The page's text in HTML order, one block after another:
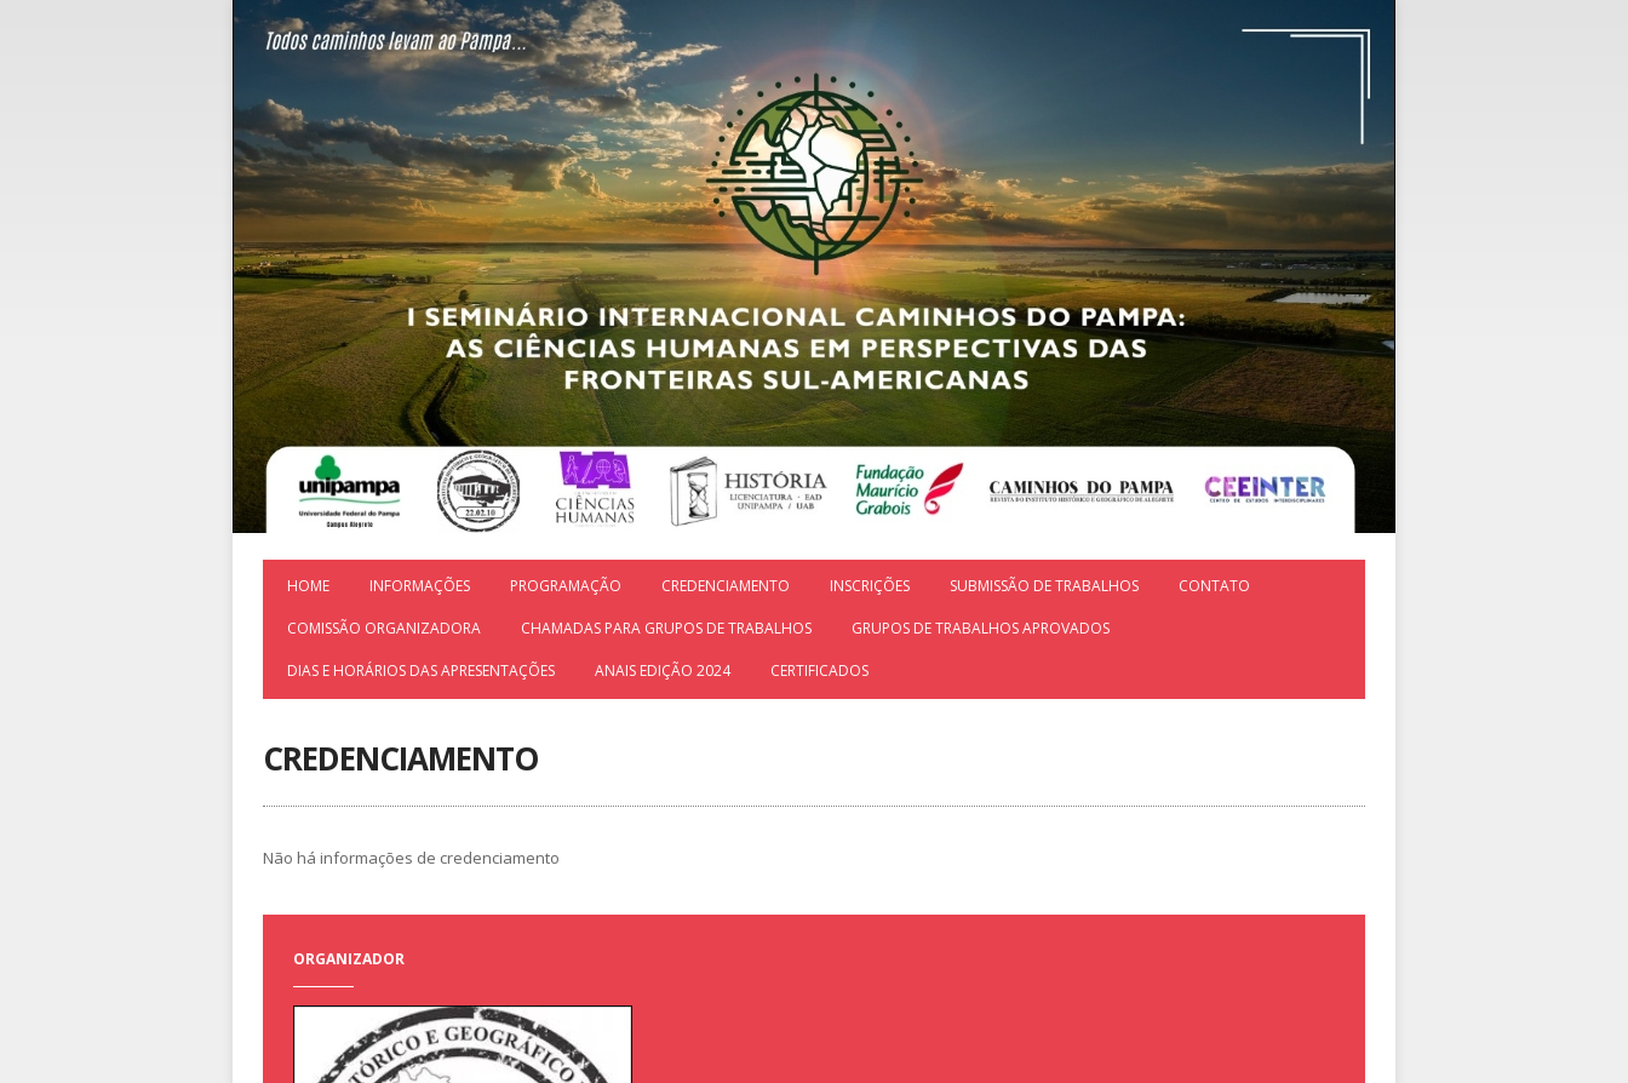
HOME INFORMAÇÕES PROGRAMAÇÃO CREDENCIAMENTO INSCRIÇÕES SUBMISSÃO DE TRABALHOS CONTATO
COMISSÃO ORGANIZADORA CHAMADAS PARA GRUPOS DE TRABALHOS GRUPOS DE TRABALHOS APROVADOS
DIAS E HORÁRIOS DAS APRESENTAÇÕES ANAIS EDIÇÃO 2024 CERTIFICADOS
CREDENCIAMENTO
Não há informações de credenciamento
ORGANIZADOR